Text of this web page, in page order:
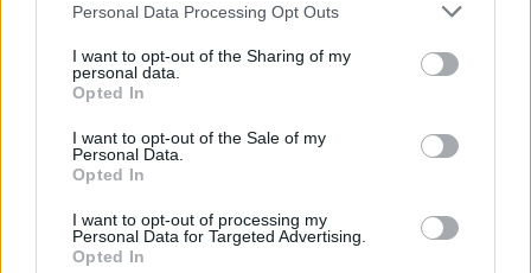
Personal Data Processing Opt Outs
I want to opt-out of the Sharing of my
personal data.
Opted In
I want to opt-out of the Sale of my
Personal Data.
Opted In
I want to opt-out of processing my
Personal Data for Targeted Advertising.
Opted In
Bankrotas Įmonė
Komentuoti po šiuo straipsniu
Komentuoti gali tik Lrytas registruoti vartotojai.